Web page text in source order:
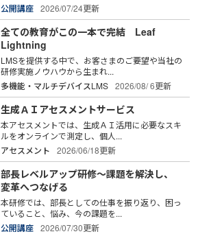
公開講座
2026/07/24更新
全ての教育がこの一本で完結 Leaf
Lightning
LMSを提供する中で、お客さまのご要望や当社の
研修実施ノウハウから生まれ...
多機能・マルチデバイスLMS
2026/08/ 6更新
生成ＡＩアセスメントサービス
本アセスメントでは、生成ＡＩ活用に必要なスキ
ルをオンラインで測定し、個人...
アセスメント
2026/06/18更新
部長レベルアップ研修～課題を解決し、
変革へつなげる
本研修では、部長としての仕事を振り返り、困っ
ていること、悩み、今の課題を...
公開講座
2026/07/30更新